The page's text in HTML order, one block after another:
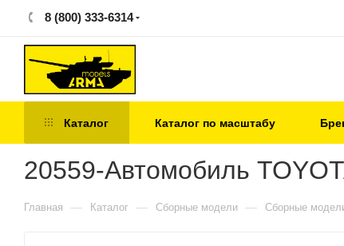
8 (800) 333-6314
Каталог Каталог по масштабу
20559-Автомобиль
Главная — Каталог — Сборные модели — Сборные